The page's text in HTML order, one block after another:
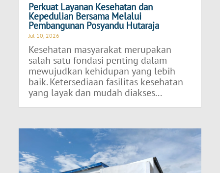
Perkuat Layanan Kesehatan dan
Kepedulian Bersama Melalui
Pembangunan Posyandu Hutaraja
Jul 10, 2026
Kesehatan masyarakat merupakan
salah satu fondasi penting dalam
mewujudkan kehidupan yang lebih
baik. Ketersediaan fasilitas kesehatan
yang layak dan mudah diakses...